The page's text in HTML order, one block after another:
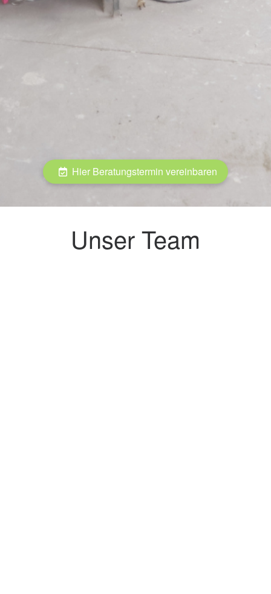
Hier Beratungstermin vereinbaren
Unser Team